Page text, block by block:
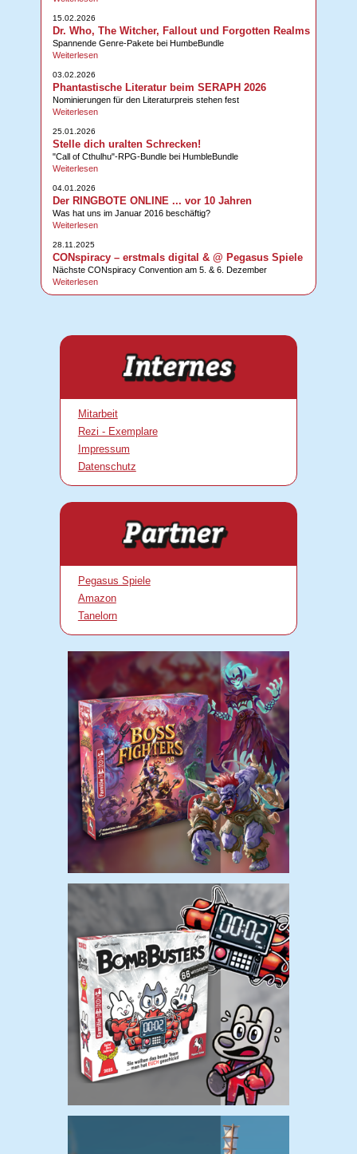
15.02.2026
Dr. Who, The Witcher, Fallout und Forgotten Realms
Spannende Genre-Pakete bei HumbeBundle
Weiterlesen
03.02.2026
Phantastische Literatur beim SERAPH 2026
Nominierungen für den Literaturpreis stehen fest
Weiterlesen
25.01.2026
Stelle dich uralten Schrecken!
"Call of Cthulhu"-RPG-Bundle bei HumbleBundle
Weiterlesen
04.01.2026
Der RINGBOTE ONLINE ... vor 10 Jahren
Was hat uns im Januar 2016 beschäftig?
Weiterlesen
28.11.2025
CONspiracy – erstmals digital & @ Pegasus Spiele
Nächste CONspiracy Convention am 5. & 6. Dezember
Weiterlesen
Mitarbeit
Rezi - Exemplare
Impressum
Datenschutz
Pegasus Spiele
Amazon
Tanelorn